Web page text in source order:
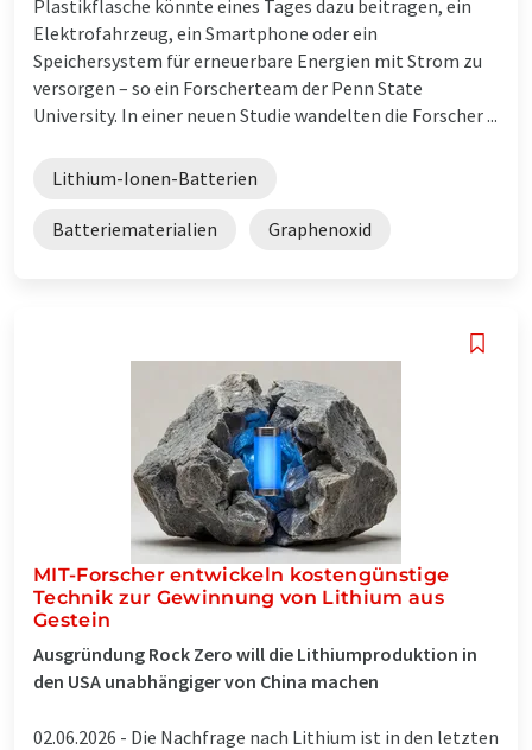
Plastikflasche könnte eines Tages dazu beitragen, ein
Elektrofahrzeug, ein Smartphone oder ein
Speichersystem für erneuerbare Energien mit Strom zu
versorgen – so ein Forscherteam der Penn State
University. In einer neuen Studie wandelten die Forscher ...
Lithium-Ionen-Batterien
Batteriematerialien Graphenoxid
MIT-Forscher entwickeln kostengünstige
Technik zur Gewinnung von Lithium aus
Gestein
Ausgründung Rock Zero will die Lithiumproduktion in
den USA unabhängiger von China machen
02.06.2026 - Die Nachfrage nach Lithium ist in den letzten